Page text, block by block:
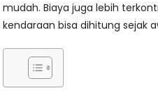
mudah. Biaya juga lebih
kendaraan bisa dihitung sejak